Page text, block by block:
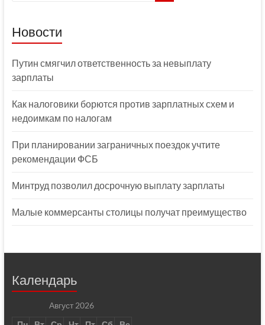
Новости
Путин смягчил ответственность за невыплату
зарплаты
Как налоговики борются против зарплатных схем и
недоимкам по налогам
При планировании заграничных поездок учтите
рекомендации ФСБ
Минтруд позволил досрочную выплату зарплаты
Малые коммерсанты столицы получат преимущество
Календарь
Август 2026